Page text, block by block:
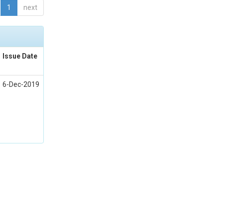
1 next
Issue Date
6-Dec-2019